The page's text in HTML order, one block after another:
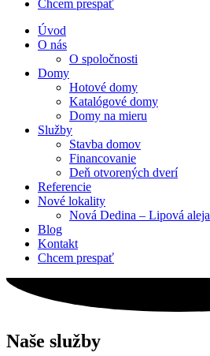
Chcem prespať
Úvod
O nás
O spoločnosti
Domy
Hotové domy
Katalógové domy
Domy na mieru
Služby
Stavba domov
Financovanie
Deň otvorených dverí
Referencie
Nové lokality
Nová Dedina – Lipová aleja
Blog
Kontakt
Chcem prespať
Naše služby